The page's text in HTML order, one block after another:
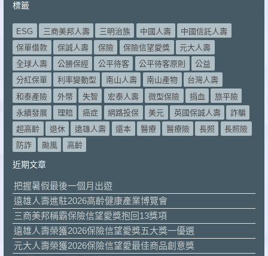
標籤
ESG 三商美邦人壽 三明治族 中國人壽
中國信託人壽
保單借款
保誠人壽 保險 保險信望愛獎
元大人壽
全球人壽
公勝保經 公平待客 公平待客原則
公益
分紅保單
利率變動型 南山人壽 南山產物
台灣人壽
和泰產險
外幣 失智 宏泰人壽 微型保險 捐血
旅平險
永續發展
理賠 癌症 網路投保 美元 英國保誠人壽
詐騙
超高齡
退休 遠雄人壽 還本 醫療 醫療險 長照
長照險
防詐
颱風 高齡
近期文章
把握暑假最後一個月出遊
遠雄人壽進駐2026高齡健康產業博覽會
三商美邦稱霸保險信望愛獎抱回13獎項
遠雄人壽榮獲2026保險信望愛獎五大獎一優選
元大人壽榮獲2026保險信望愛最佳商品創意獎